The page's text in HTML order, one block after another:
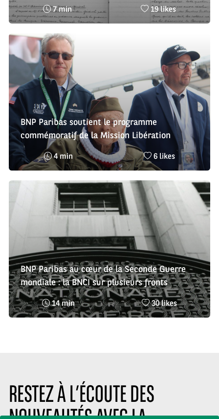
Temps
de
lecture
:
7 min
Nombre
de
19 likes
BNP Paribas soutient le programme
commémoratif de la Mission Libération
Temps
de
lecture
4 min
Nombre
de
likes
:
6 likes
BNP Paribas au cœur de la Seconde Guerre
mondiale : la BNCI sur plusieurs fronts
Temps
de
14 min
Nombre
de
30 likes
RESTEZ À L’ÉCOUTE DES